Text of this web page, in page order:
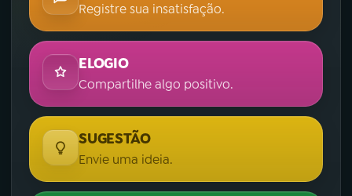
Registre sua insatisfação.
ELOGIO
Compartilhe algo positivo.
SUGESTÃO
Envie uma ideia.